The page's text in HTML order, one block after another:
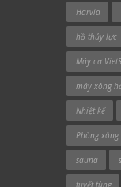
Harvia
hồ thủy lực
Máy cơ
máy xông
Nhiệt kế
Phòng
sauna
tuyết tùng